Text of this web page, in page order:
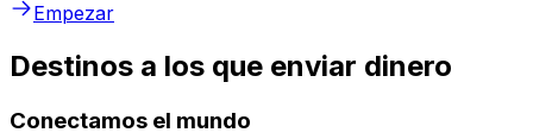
Empezar
Destinos a los que enviar dinero
Conectamos el mundo